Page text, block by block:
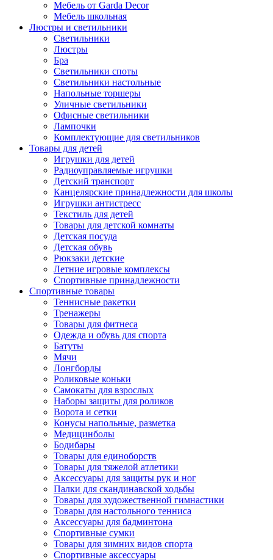
Мебель от Garda Decor
Мебель школьная
Люстры и светильники
Светильники
Люстры
Бра
Светильники споты
Светильники настольные
Напольные торшеры
Уличные светильники
Офисные светильники
Лампочки
Комплектующие для светильников
Товары для детей
Игрушки для детей
Радиоуправляемые игрушки
Детский транспорт
Канцелярские принадлежности для школы
Игрушки антистресс
Текстиль для детей
Товары для детской комнаты
Детская посуда
Детская обувь
Рюкзаки детские
Летние игровые комплексы
Спортивные принадлежности
Спортивные товары
Теннисные ракетки
Тренажеры
Товары для фитнеса
Одежда и обувь для спорта
Батуты
Мячи
Лонгборды
Роликовые коньки
Самокаты для взрослых
Наборы защиты для роликов
Ворота и сетки
Конусы напольные, разметка
Медицинболы
Бодибары
Товары для единоборств
Товары для тяжелой атлетики
Аксессуары для защиты рук и ног
Палки для скандинавской ходьбы
Товары для художественной гимнастики
Товары для настольного тенниса
Аксессуары для бадминтона
Спортивные сумки
Товары для зимних видов спорта
Спортивные аксессуары